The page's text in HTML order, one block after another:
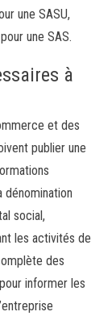
une SASU,
une SAS.
à
et des
publier une
dénomination
social,
les activités de
des
informer les